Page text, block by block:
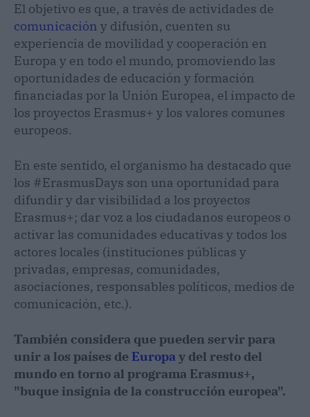
El objetivo es que, a través de actividades de
comunicación y difusión, cuenten su
experiencia de movilidad y cooperación en
Europa y en todo el mundo, promoviendo las
oportunidades de educación y formación
financiadas por la Unión Europea, el impacto de
los proyectos Erasmus+ y los valores comunes
europeos.
En este sentido, el organismo ha destacado que
los #ErasmusDays son una oportunidad para
difundir y dar visibilidad a los proyectos
Erasmus+; dar voz a los ciudadanos europeos o
activar las comunidades educativas y todos los
actores locales (instituciones públicas y
privadas, empresas, comunidades,
asociaciones, responsables políticos, medios de
comunicación, etc.).
También considera que pueden servir para
unir a los países de Europa y del resto del
mundo en torno al programa Erasmus+,
"buque insignia de la construcción europea".